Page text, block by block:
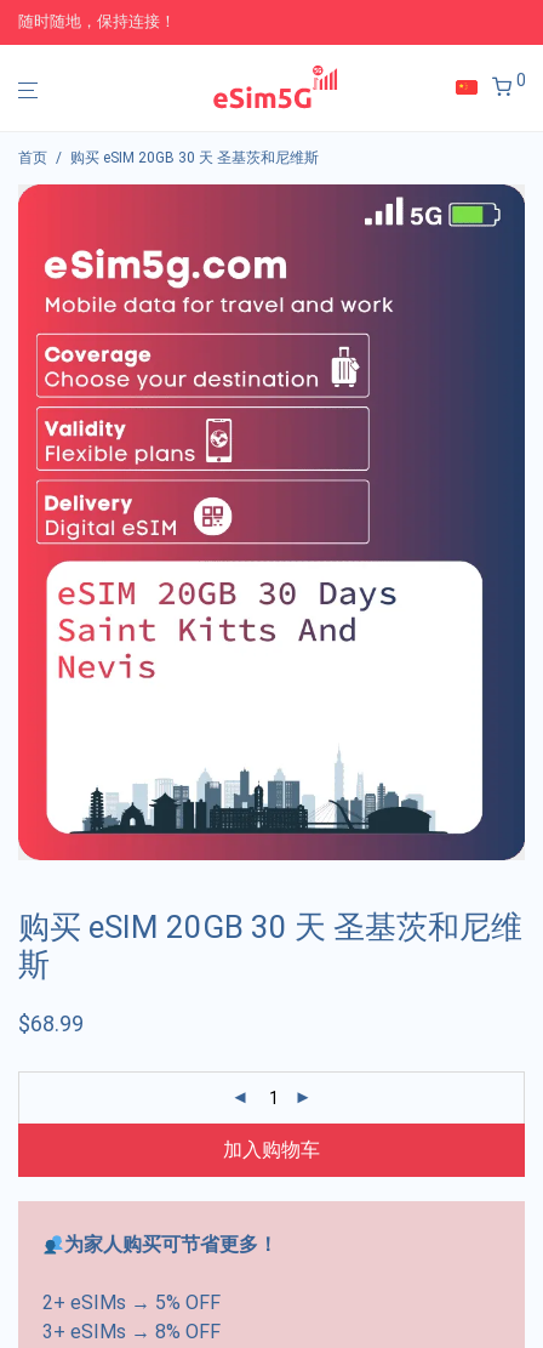
随时随地，保持连接！
0
首页 / 购买 eSIM 20GB 30 天 圣基茨和尼维斯
购买 eSIM 20GB 30 天 圣基茨和尼维
斯
$68.99
加入购物车
为家人购买可节省更多！
2+ eSIMs → 5% OFF
3+ eSIMs → 8% OFF